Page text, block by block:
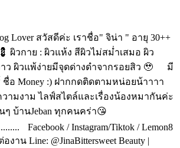
Lover สวัสดีค่ะ เราชื่อ" จิน่า " อายุ 30++
ผิวกาย : ผิวแห้ง สีผิวไม่สม่ำเสมอ ผิว
าว ผิวแพ้ง่ายมีจุดด่างดำจากรอยสิว 🥹 มี
อ Money :) ฝากกดติดตามหน่อยน้าาาา
วามงาม ไลฟ์สไตล์และเรื่องน้องหมากันค่ะ
ๆ บ้านJeban ทุกคนคร่า😘
Facebook / Instagram/Tiktok / Lemon8
องาน Line: @JinaBittersweet Beauty |